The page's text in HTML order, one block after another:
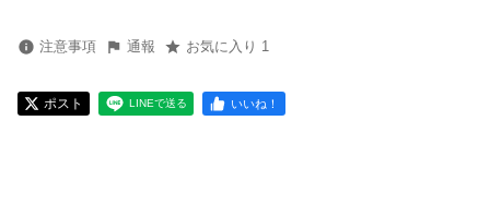
注意事項 通報 お気に入り 1
ポスト LINEで送る いいね！